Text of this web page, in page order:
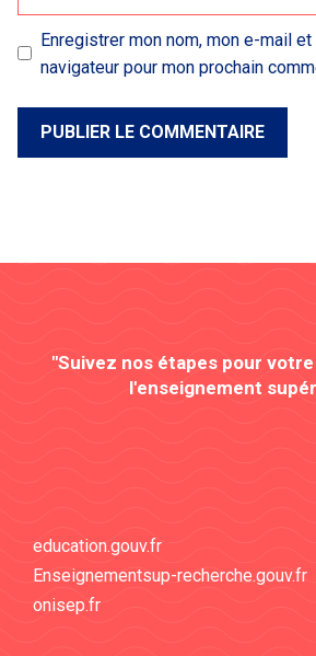
Enregistrer mon nom, mon e-mail
navigateur pour mon prochain
"Suivez nos étapes pour
l'enseignement
education.gouv.fr
Enseignementsup-recherche.gouv.fr
onisep.fr